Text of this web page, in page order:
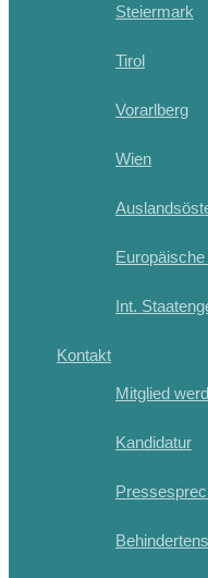
Steiermark
Tirol
Vorarlberg
Wien
Int.
Kontakt
Mitglied
Kandidatur